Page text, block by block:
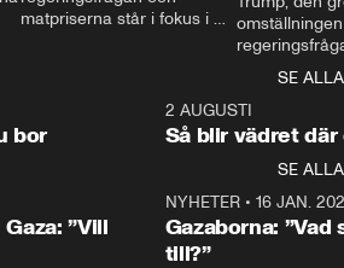
matpriserna står i fokus i
Rohwedder ställer
statsminister Ulf Kristersson
centrum i
avsnittet av
Makten”. Se
Aftonbladets
Rohwedder
Thand Ring
SE ALLA
bor
2 AUGUSTI
Så blir vädret där
SE ALLA
”Vill
NYHETER• 16 JAN.
Gazaborna:
till?”